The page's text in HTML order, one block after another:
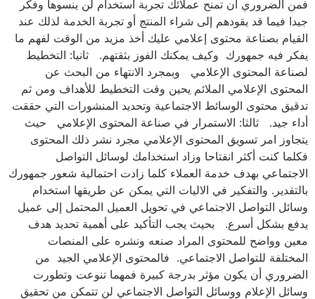
فمن الضروري أن تمنح عملائك تجربة استخدام لن ينسوها وفكر
جيدا فيما قد يقودهم إلى شراء المنتج أو تجربة الخدمة لذلك عند
القيام بصناعة محتوى إعلامي عليك أخذ مزيد من الوقت لفهم ما
يفكر فيه جمهورك وكيف يمكنك الفوز بثقتهم. ثانيا: التخطيط
لصناعة المحتوى الإعلامي وبمجرد الانتهاء من البحث عن
المحتوى الإعلامي الملائم يحين وقت التخطيط للأهداف ومن ثم
تدقيق محتوى الوسائط الاجتماعية وتحديد المنشورات التي حققت
أداء جيد. ثالثا: الاستمرار في صناعة المحتوى الإعلامي حيث
يتجاوز امر تسويق المحتوى الإعلامي مجرد نشر ذلك المحتوى
فكلما كنت أكثر انفتاحا وزاد استخدامك لوسائل التواصل
الاجتماعي بهدف خدمة العملاء كلما زادت احتمالية شعور جمهورك
بالتقدير. والتفكير في الاليات التي يمكن عن طريقها استخدام
وسائل التواصل الاجتماعي في تحويل العميل المحتمل إلى عميل
يدفع بشكل أسرع. بحيث يجب التأكيد على أهمية تحديد هدف
معين وواضح للمحتوى المراد صنعه ونشره على المنصات
المختلفة للتواصل الاجتماعي. فالمحتوى الإعلامي الجيد من
الضروري أن يكون مؤثر بدرجة كبيرة فمهما تنوعت وتطورت
وسائل الإعلام ووسائل التواصل الاجتماعي لن تتمكن من تحقيق